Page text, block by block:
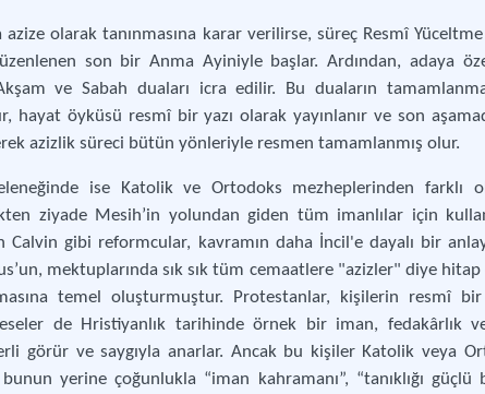
azize olarak tanınmasına karar verilirse, süreç Resmî
son bir Anma Ayiniyle başlar. Ardından, adaya
ve Sabah duaları icra edilir. Bu duaların
hayat öyküsü resmî bir yazı olarak yayınlanır ve son
azizlik süreci bütün yönleriyle resmen tamamlanmış olur.
ise Katolik ve Ortodoks mezheplerinden farklı
ziyade Mesih’in yolundan giden tüm imanlılar için
gibi reformcular, kavramın daha İncil'e dayalı bir
mektuplarında sık sık tüm cemaatlere "azizler" diye hitap
temel oluşturmuştur. Protestanlar, kişilerin resmî
de Hristiyanlık tarihinde örnek bir iman, fedakârlık
görür ve saygıyla anarlar. Ancak bu kişiler Katolik veya
yerine çoğunlukla “iman kahramanı”, “tanıklığı